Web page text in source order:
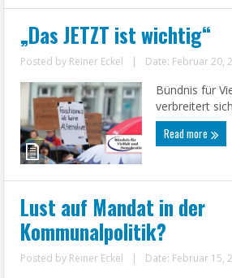
„Das JETZT ist wichtig“
Posted by Reiner Eckel | Date: Februar 20,
Bündnis für
verbreitert
Read more
Lust auf Mandat in der
Kommunalpolitik?
Posted by Reiner Eckel | Date: Februar 15,